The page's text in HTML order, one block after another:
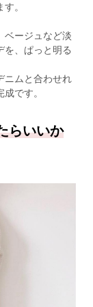
。
ベージュなど淡
を、ぱっと明る
ニムと合わせれ
です。
らいいか